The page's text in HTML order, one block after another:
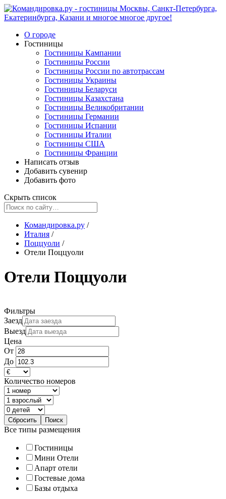
О городе
Гостиницы
Гостиницы Кампании
Гостиницы России
Гостиницы России по автотрассам
Гостиницы Украины
Гостиницы Беларуси
Гостиницы Казахстана
Гостиницы Великобритании
Гостиницы Германии
Гостиницы Испании
Гостиницы Италии
Гостиницы США
Гостиницы Франции
Написать отзыв
Добавить сувенир
Добавить фото
Скрыть список
Командировка.ру /
Италия /
Поццуоли /
Отели Поццуоли
Отели Поццуоли
Фильтры
Заезд
Выезд
Цена
От
До
Количество номеров
Все типы размещения
Гостиницы
Мини Отели
Апарт отели
Гостевые дома
Базы отдыха